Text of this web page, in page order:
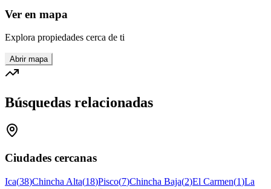
Ver en mapa
Explora propiedades cerca de ti
Abrir mapa
Búsquedas relacionadas
Ciudades cercanas
Ica(38)Chincha Alta(18)Pisco(7)Chincha Baja(2)El Carmen(1)La